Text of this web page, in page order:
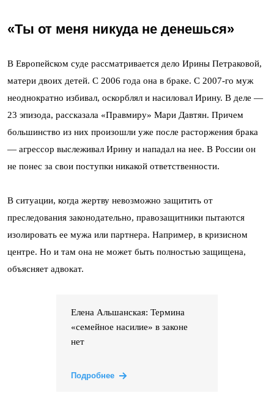
«Ты от меня никуда не денешься»
В Европейском суде рассматривается дело Ирины Петраковой,
матери двоих детей. С 2006 года она в браке. С 2007-го муж
неоднократно избивал, оскорблял и насиловал Ирину. В деле —
23 эпизода, рассказала «Правмиру» Мари Давтян. Причем
большинство из них произошли уже после расторжения брака
— агрессор выслеживал Ирину и нападал на нее. В России он
не понес за свои поступки никакой ответственности.
В ситуации, когда жертву невозможно защитить от
преследования законодательно, правозащитники пытаются
изолировать ее мужа или партнера. Например, в кризисном
центре. Но и там она не может быть полностью защищена,
объясняет адвокат.
Елена Альшанская: Термина
«семейное насилие» в законе
нет
Подробнее